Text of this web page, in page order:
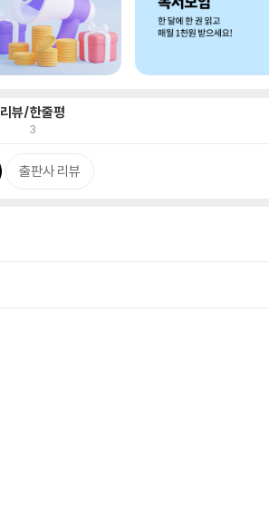
리뷰/한줄평
3
출판사 리뷰